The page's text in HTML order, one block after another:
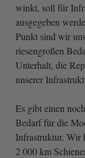
winkt, soll für
ausgegeben
Punkt sind wir
riesengroßen
Unterhalt, die
unserer
Es gibt einen
Bedarf für die
Infrastruktur. Wir
2 000 km